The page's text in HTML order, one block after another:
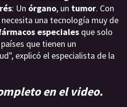
: Un órgano, un tumor. Con
una tecnología muy de
especiales que solo
que tienen un
explicó el especialista de la
en el video.